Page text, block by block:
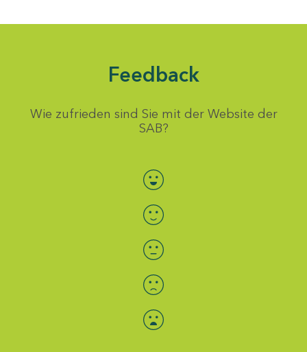
Feedback
Wie zufrieden sind Sie mit der Website der
SAB?
Bewertung auswählen